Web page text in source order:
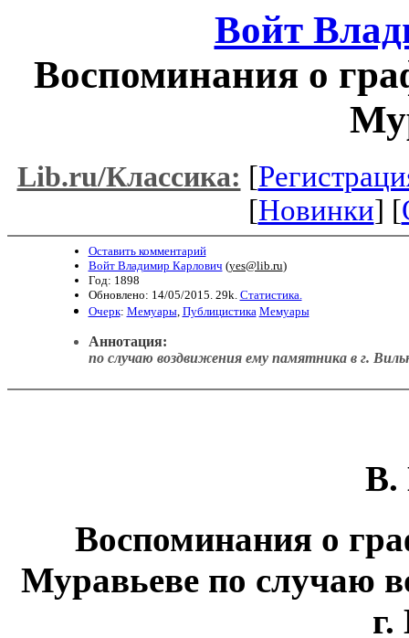
Войт
Воспоминания о
Lib.ru/Классика: [
[Новинки] [
Оставить комментарий
Войт Владимир Карлович (yes@lib.ru)
Год: 1898
Обновлено: 14/05/2015. 29k. Статистика.
Очерк: Мемуары, Публицистика Мемуары
Аннотация:
по случаю воздвижения ему памятника в г.
В.
Воспоминания о
Муравьеве по случаю
г.